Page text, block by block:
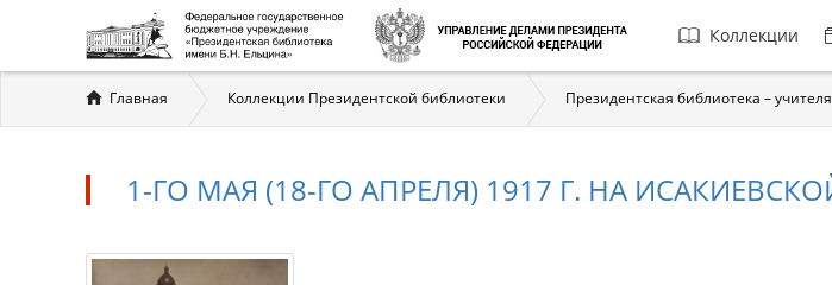
Главная
навигация
Коллекции
Вы
здесь
Главная Коллекции Президентской библиотеки Президентская библиотека –
1-ГО МАЯ (18-ГО АПРЕЛЯ) 1917 Г. НА